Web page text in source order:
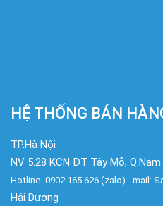
HỆ THỐNG BÁN
TP.Hà Nội
NV 5.28 KCN ĐT Tây Mỗ,
Hotline: 0902 165 626 (zalo) - mail:
Hải Dương